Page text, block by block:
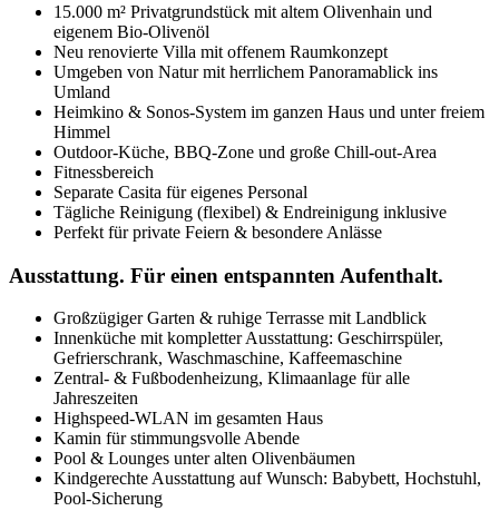
15.000 m² Privatgrundstück mit altem Olivenhain und
eigenem Bio-Olivenöl
Neu renovierte Villa mit offenem Raumkonzept
Umgeben von Natur mit herrlichem Panoramablick ins
Umland
Heimkino & Sonos-System im ganzen Haus und unter freiem
Himmel
Outdoor-Küche, BBQ-Zone und große Chill-out-Area
Fitnessbereich
Separate Casita für eigenes Personal
Tägliche Reinigung (flexibel) & Endreinigung inklusive
Perfekt für private Feiern & besondere Anlässe
Ausstattung. Für einen entspannten Aufenthalt.
Großzügiger Garten & ruhige Terrasse mit Landblick
Innenküche mit kompletter Ausstattung: Geschirrspüler,
Gefrierschrank, Waschmaschine, Kaffeemaschine
Zentral- & Fußbodenheizung, Klimaanlage für alle
Jahreszeiten
Highspeed-WLAN im gesamten Haus
Kamin für stimmungsvolle Abende
Pool & Lounges unter alten Olivenbäumen
Kindgerechte Ausstattung auf Wunsch: Babybett, Hochstuhl,
Pool-Sicherung